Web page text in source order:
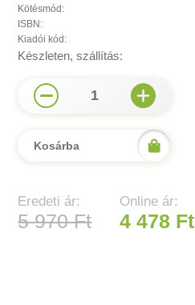
Kötésmód:
ISBN:
Kiadói kód:
Készleten, szállítás:
1
Kosárba
Eredeti ár:
5 970 Ft
Online ár:
4 478 Ft